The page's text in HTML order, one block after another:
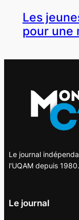
Les
pour une
Le journal
l'UQAM depuis 1980.
Le journal